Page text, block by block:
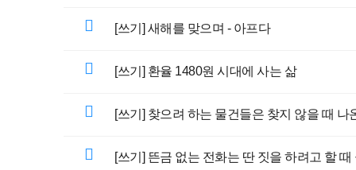
[쓰기] 새해를 맞으며 - 아프다
[쓰기] 환율 1480원 시대에 사는 삶
[쓰기] 찾으려 하는 물건들은 찾지 않을 때 나
[쓰기] 뜬금 없는 전화는 딴 짓을 하려고 할 때